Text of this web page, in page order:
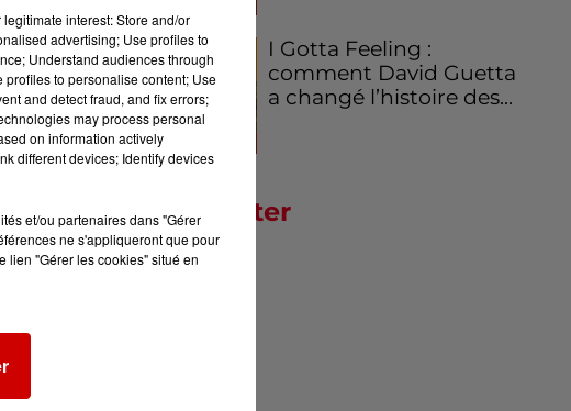
vous
vous
I Gotta Feeling :
comment David Guetta
a changé l’histoire des...
Newsletter
interest: Store and/or
advertising; Use profiles to
Understand audiences through
to personalise content; Use
and detect fraud, and fix errors;
may process personal
on information actively
different devices; Identify devices
et/ou partenaires dans "Gérer
ne s'appliqueront que pour
lien "Gérer les cookies" situé en